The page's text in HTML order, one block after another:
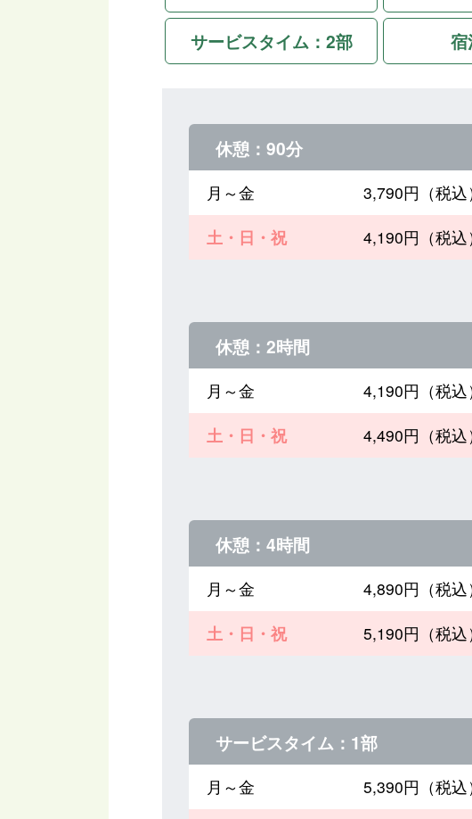
サービスタイム：2部
休憩：90分
月～金
3,790円（税込
土・日・祝
4,190円（税込
休憩：2時間
月～金
4,190円（税込
土・日・祝
4,490円（税込
休憩：4時間
月～金
4,890円（税込
土・日・祝
5,190円（税込
サービスタイム：1部
月～金
5,390円（税込